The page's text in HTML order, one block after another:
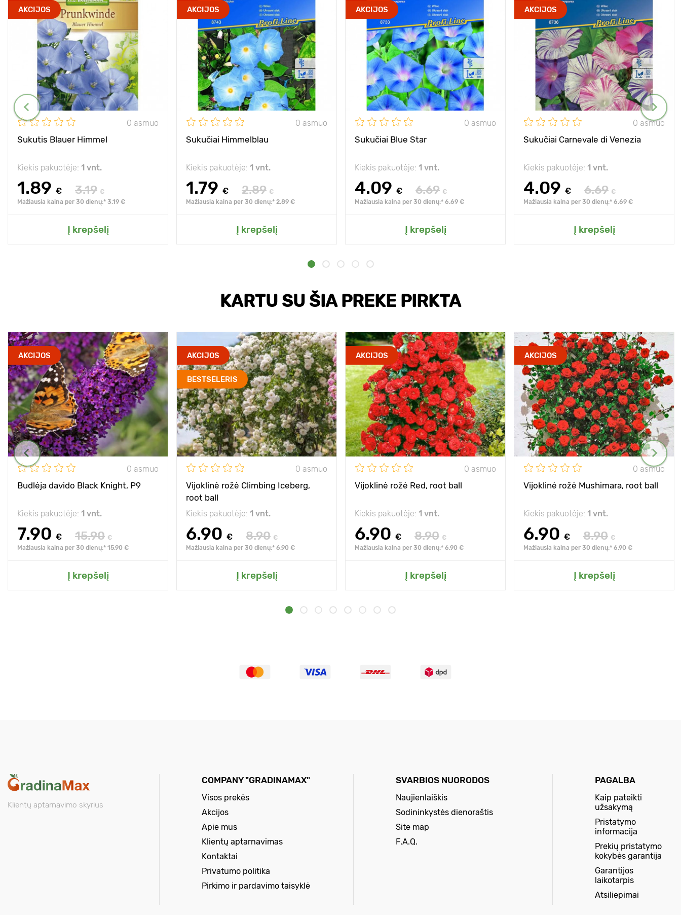
AKCIJOS
0 asmuo
Sukutis Blauer Himmel
Kiekis pakuotėje: 1 vnt.
1.89 € 3.19 €
Mažiausia kaina per 30 dienų:* 3.19 €
Į krepšelį
AKCIJOS
0 asmuo
Sukučiai Himmelblau
Kiekis pakuotėje: 1 vnt.
1.79 € 2.89 €
Mažiausia kaina per 30 dienų:* 2.89 €
Į krepšelį
AKCIJOS
0 asmuo
Sukučiai Blue Star
Kiekis pakuotėje: 1 vnt.
4.09 € 6.69 €
Mažiausia kaina per 30 dienų:* 6.69 €
Į krepšelį
AKCIJOS
0 asmuo
Sukučiai Carnevale di Venezia
Kiekis pakuotėje: 1 vnt.
4.09 € 6.69 €
Mažiausia kaina per 30 dienų:* 6.69 €
Į krepšelį
KARTU SU ŠIA PREKE PIRKTA
AKCIJOS
0 asmuo
Budlėja davido Black Knight, P9
Kiekis pakuotėje: 1 vnt.
7.90 € 15.90 €
Mažiausia kaina per 30 dienų:* 15.90 €
Į krepšelį
AKCIJOS
BESTSELERIS
0 asmuo
Vijoklinė rožė Climbing Iceberg,
root ball
Kiekis pakuotėje: 1 vnt.
6.90 € 8.90 €
Mažiausia kaina per 30 dienų:* 6.90 €
Į krepšelį
AKCIJOS
0 asmuo
Vijoklinė rožė Red, root ball
Kiekis pakuotėje: 1 vnt.
6.90 € 8.90 €
Mažiausia kaina per 30 dienų:* 6.90 €
Į krepšelį
AKCIJOS
0 asmuo
Vijoklinė rožė Mushimara, root ball
Kiekis pakuotėje: 1 vnt.
6.90 € 8.90 €
Mažiausia kaina per 30 dienų:* 6.90 €
Į krepšelį
Klientų aptarnavimo skyrius
COMPANY "GRADINAMAX"
Visos prekės
Akcijos
Apie mus
Klientų aptarnavimas
Kontaktai
Privatumo politika
Pirkimo ir pardavimo taisyklė
SVARBIOS NUORODOS
Naujienlaiškis
Sodininkystės dienoraštis
Site map
F.A.Q.
PAGALBA
Kaip pateikti
užsakymą
Pristatymo
informacija
Prekių pristatymo
kokybės garantija
Garantijos
laikotarpis
Atsiliepimai